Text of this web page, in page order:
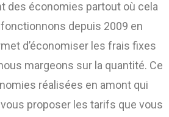
des économies partout où cela
depuis 2009 en
d’économiser les frais fixes
margeons sur la quantité. Ce
réalisées en amont qui
proposer les tarifs que vous